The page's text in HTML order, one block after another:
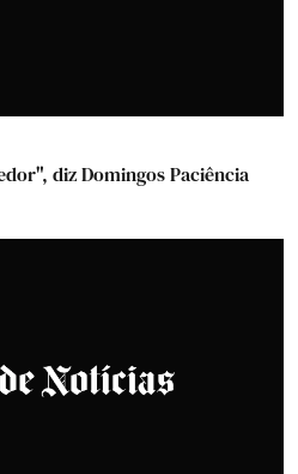
diz Domingos Paciência